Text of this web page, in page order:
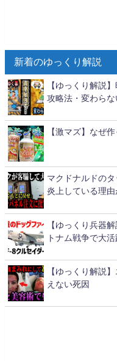
新着のゆっくり解説
【ゆっくり解説
攻略法・変わらな
【激マズ】なぜ
マクドナルドの
炎上している理
【ゆっくり兵器
トナム戦争で大
【ゆっくり解説
えない死因